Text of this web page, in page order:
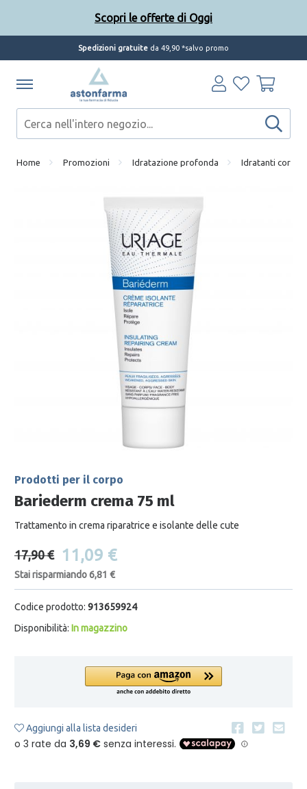
Spedizioni gratuite da 49,90 *salvo promo
Home Promozioni Idratazione profonda Idratanti corpo
Prodotti per il corpo
Bariederm crema 75 ml
Trattamento in crema riparatrice e isolante delle cute
17,90 € 11,09 €
Stai risparmiando 6,81 €
Codice prodotto: 913659924
Disponibilità: In magazzino
Aggiungi alla lista desideri
Scopri le offerte di Oggi